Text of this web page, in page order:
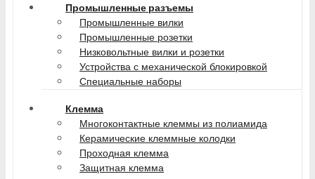
Промышленные разъемы
Промышленные вилки
Промышленные розетки
Низковольтные вилки и розетки
Устройства с механической блокировкой
Специальные наборы
Клемма
Многоконтактные клеммы из полиамида
Керамические клеммные колодки
Проходная клемма
Защитная клемма